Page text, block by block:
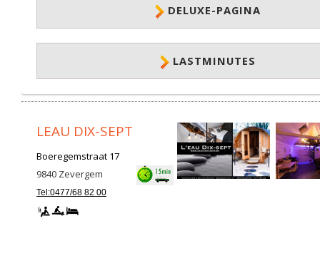
DELUXE-PAGINA
LASTMINUTES
LEAU DIX-SEPT
Boeregemstraat 17
9840 Zevergem
Tel:0477/68 82 00